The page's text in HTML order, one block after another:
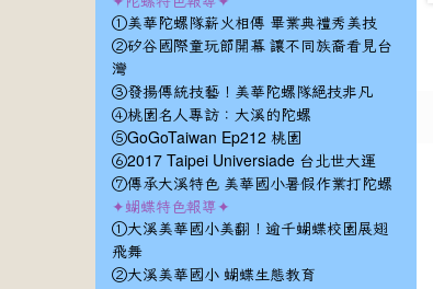
①美華陀螺隊薪火相傳 畢業典禮秀美技
②矽谷國際童玩節開幕 讓不同族裔看見台
灣
③發揚傳統技藝！美華陀螺隊絕技非凡
④桃園名人專訪：大溪的陀螺
⑤GoGoTaiwan Ep212 桃園
⑥2017 Taipei Universiade 台北世大運
⑦傳承大溪特色 美華國小暑假作業打陀螺
✦蝴蝶特色報導✦
①大溪美華國小美翻！逾千蝴蝶校園展翅
飛舞
②大溪美華國小 蝴蝶生態教育